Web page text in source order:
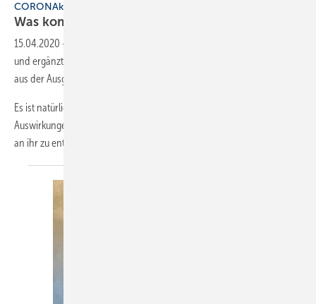
CORONAkRISE
Was kommt nach dem
15.04.2020 -
und ergänzt den Kommentar des SBZ-Chefredakteurs Dennis Jäger
aus der Ausgabe 4-20.
Es ist natürlich gewagt, wenn man angesichts der weltweiten
Auswirkungen der Coronavirus-Pandemie versucht, etwas Positives
an ihr zu entdecken. Über